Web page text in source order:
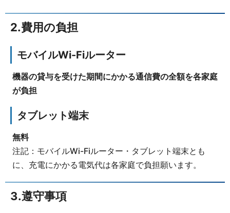
2.費用の負担
モバイルWi-Fiルーター
機器の貸与を受けた期間にかかる通信費の全額を各家庭
が負担
タブレット端末
無料
注記：モバイルWi-Fiルーター・タブレット端末とも
に、充電にかかる電気代は各家庭で負担願います。
3.遵守事項